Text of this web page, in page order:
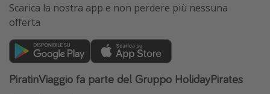
Scarica la nostra app e non perdere più nessuna
offerta
PiratinViaggio fa parte del Gruppo HolidayPirates